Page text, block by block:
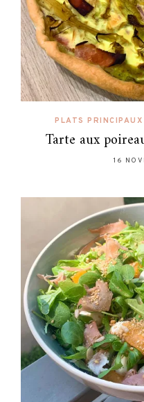
PLATS PRINCIPAUX
Tarte aux
16